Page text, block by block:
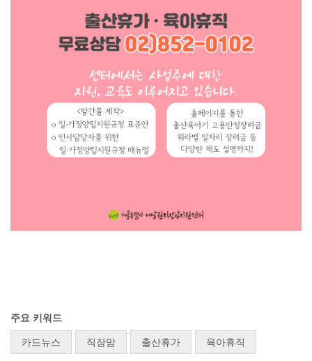
주요 키워드
카드뉴스 직장맘 출산휴가 육아휴직